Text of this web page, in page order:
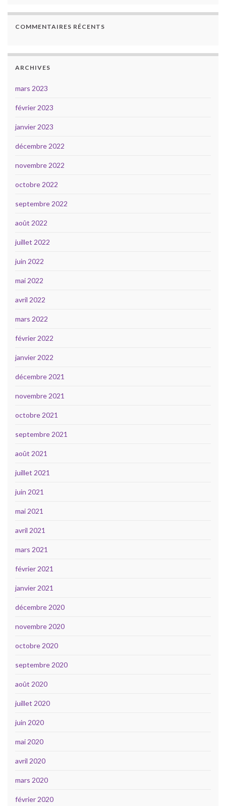
COMMENTAIRES RÉCENTS
ARCHIVES
mars 2023
février 2023
janvier 2023
décembre 2022
novembre 2022
octobre 2022
septembre 2022
août 2022
juillet 2022
juin 2022
mai 2022
avril 2022
mars 2022
février 2022
janvier 2022
décembre 2021
novembre 2021
octobre 2021
septembre 2021
août 2021
juillet 2021
juin 2021
mai 2021
avril 2021
mars 2021
février 2021
janvier 2021
décembre 2020
novembre 2020
octobre 2020
septembre 2020
août 2020
juillet 2020
juin 2020
mai 2020
avril 2020
mars 2020
février 2020